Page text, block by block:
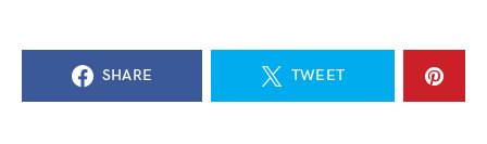
SHARE TWEET